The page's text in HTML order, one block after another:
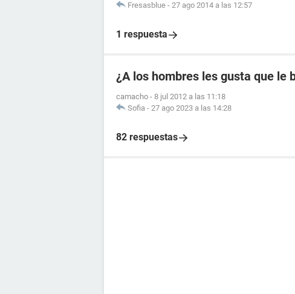
Fresasblue - 27 ago 2014 a las 12:57
1 respuesta
¿A los hombres les gusta que le
camacho - 8 jul 2012 a las 11:18
Sofia - 27 ago 2023 a las 14:28
82 respuestas